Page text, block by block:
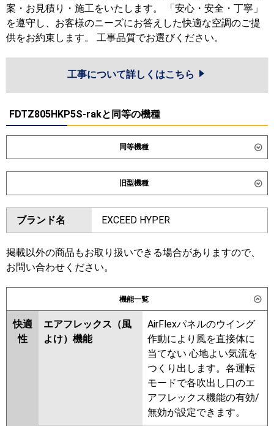
案・お見積り・施工をいたします。 「安心・安全・丁寧」
を遵守し、お客様のニーズにお答えした快適な空調のご提
供をお約束します。 工事品質でお選びください。
工事について詳しくはこちら
FDTZ805HKP5S-rakと同等の機種
同等機種
ダイキン SSRC80DNVD SSRC80DVD
SSRUC80DVD
東芝
三菱電機 PLZX-ZRMP80SHF6 PLZX-
ZRMP80SHLF6 PLZX-
ZRMP80SHBF6
RCI-GP80RGHPJ9
三菱重工
FDTZ806HKP6SA
FDTZ806HKP6SA-airf
FDTZ806HKP6SA-osj
FDTZ806HKP6SA-rak
PA-P80U7SGDNCX PA-
P80U7SGDNC PA-P80U7SGDC
旧型機種
ダイキン SSRC80CVD SSRC80CNVD
SSRUC80CVD SSRC80BYNVD
SSRC80BYVD SSRUC80BYVD
SSRC80BJVD SSRC80BJNVD
SSRJC80BJVD
SSRC80BCVD
東芝
三菱電機 PLZX-ZRMP80SHLF5 PLZX-
ZRMP80SHF5 PLZX-
ZRMP80SHBF5 PLZX-
ZRMP80SHFG5
PLZX-
ZRMP80SHLF4
PLZX-
ZRMP80SHF4 PLZX-
ブランド名 EXCEED HYPER
掲載以外の商品もお取り扱いできる場合がありますので、
お問い合わせください。
機能一覧
快適
性
エアフレックス（風
よけ）機能
AirFlexパネルのウイング
作動により風を直接体に
当てない 心地よい気流を
つくり出します。各運転
モードで各吹出し口のエ
アフレックス機能の有効/
無効が設定できます。